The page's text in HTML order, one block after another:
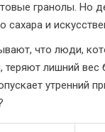
гранолы. Но
сахара и
что люди,
теряют лишний вес
утренний